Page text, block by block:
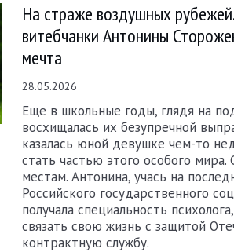
На страже воздушных
витебчанки Антонины
мечта
28.05.2026
Еще в школьные годы, глядя на
восхищалась их безупречной
казалась юной девушке чем-то
стать частью этого особого мира.
местам. Антонина, учась на
Российского государственного
получала специальность
связать свою жизнь с защитой
контрактную службу.